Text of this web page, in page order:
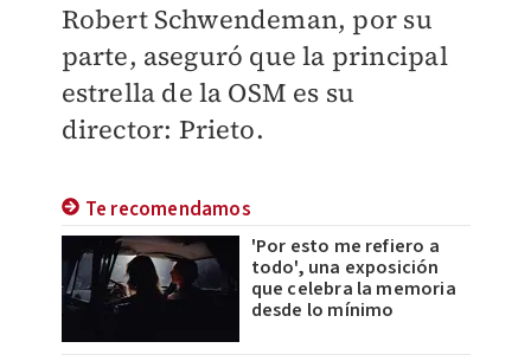
Robert Schwendeman, por su
parte, aseguró que la principal
estrella de la OSM es su
director: Prieto.
Te recomendamos
'Por esto me refiero a
todo', una exposición
que celebra la memoria
desde lo mínimo